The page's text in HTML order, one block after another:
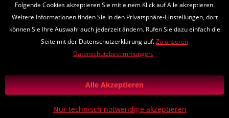
* Alle Preise inkl. gesetzl. Mehrwertsteuer zzgl.Versandkosten
Nachnahmegebühren, wenn nicht anders beschrieben
*Lieferzeiten
Zahlungs- und Versandinformationen
Diese Seite ist geschützt durch reCAPTCHA, die Google
Realisiert mit Shopware
Folgende Cookies akzeptieren Sie mit einem Klick auf Alle akzeptieren.
Weitere Informationen finden Sie in den Privatsphäre-Einstellungen, dort
können Sie Ihre Auswahl auch jederzeit ändern. Rufen Sie dazu einfach die
Seite mit der Datenschutzerklärung auf.Zu unseren
Datenschutzbestimmungen.
Nur technisch notwendige akzeptieren
Alle Akzeptieren